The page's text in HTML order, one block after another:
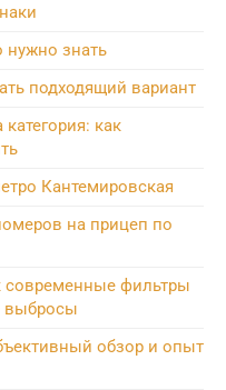
нужно знать
подходящий вариант
как
Кантемировская
на прицеп по
современные фильтры
выбросы
обзор и опыт